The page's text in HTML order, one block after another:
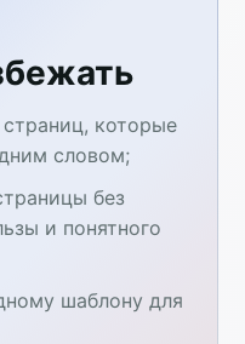
страниц, которые
словом;
без
и понятного
шаблону для